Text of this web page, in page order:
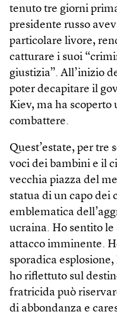
tenuto tre giorni
presidente russo
particolare livore,
catturare i suoi
giustizia”. All’inizio
poter decapitare il
Kiev, ma ha scoperto
combattere.
Quest’estate, per tre
voci dei bambini e il
vecchia piazza del
statua di un capo dei
emblematica
ucraina. Ho sentito
attacco imminente.
sporadica
ho riflettuto sul
fratricida può
di abbondanza e